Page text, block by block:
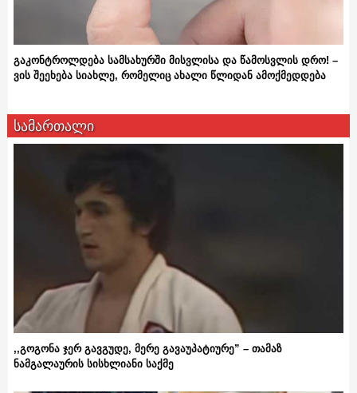
გაკონტროლდება სამსახურში მისვლისა და წამოსვლის დრო! –
ვის შეეხება სიახლე, რომელიც ახალი წლიდან ამოქმედდება
სამართალი
,,გოგონა ჯერ გავგუდე, მერე გავაუპატიურე” – თამაზ
ნამგალაურის სისხლიანი საქმე